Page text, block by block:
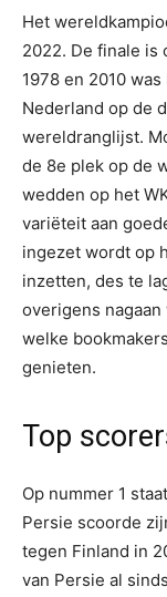
Het
2022. De finale is
1978 en 2010
Nederland op de
wereldranglijst.
de 8e plek op de
wedden op het
variëteit aan
ingezet wordt op
inzetten, des te
overigens nagaan
welke
genieten.
Top
Op nummer 1
Persie scoorde
tegen Finland in
van Persie al